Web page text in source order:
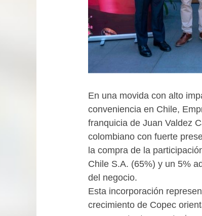
En una movida con alto
conveniencia en Chile,
franquicia de Juan Valdez
colombiano con fuerte
la compra de la
Chile S.A. (65%) y un 5%
del negocio.
Esta incorporación
crecimiento de Copec